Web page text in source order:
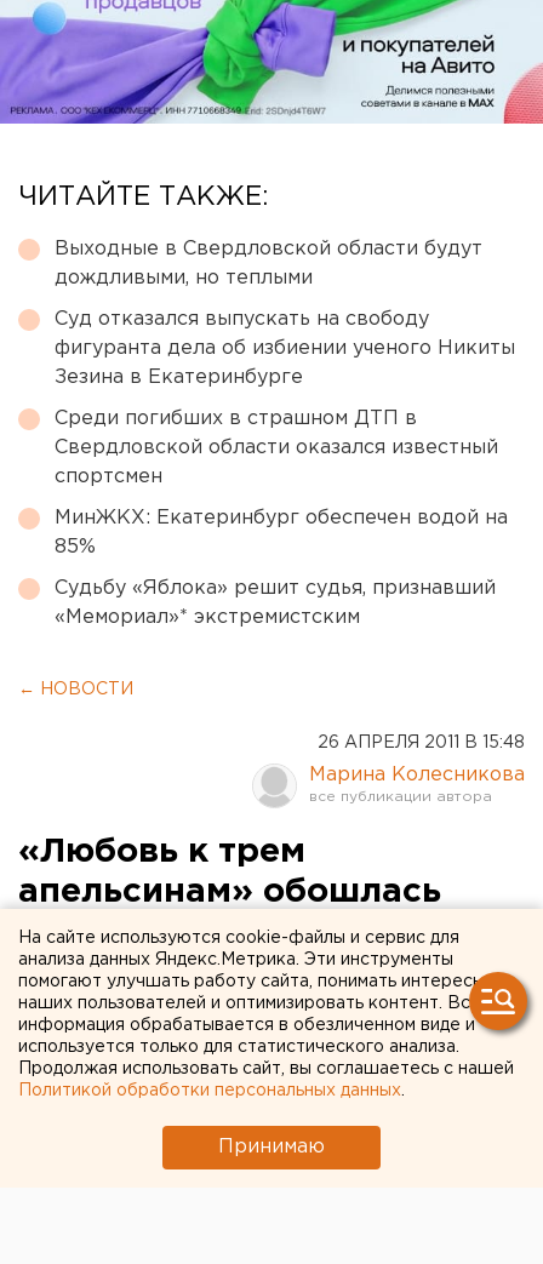
ЧИТАЙТЕ ТАКЖЕ:
Выходные в Свердловской области будут
дождливыми, но теплыми
Суд отказался выпускать на свободу
фигуранта дела об избиении ученого Никиты
Зезина в Екатеринбурге
Среди погибших в страшном ДТП в
Свердловской области оказался известный
спортсмен
МинЖКХ: Екатеринбург обеспечен водой на
85%
Судьбу «Яблока» решит судья, признавший
«Мемориал»* экстремистским
← НОВОСТИ
26 АПРЕЛЯ 2011 В 15:48
Марина Колесникова
«Любовь к трем
апельсинам» обошлась
Екатеринбургскому театру
оперы и балета в 5,5
миллиона рублей. ФОТО
Постановка оперы Сергея Прокофьева «Любовь к
трем апельсинам» обошлась Екатеринбургскому
театру оперы и балета в 5,5 миллиона рублей,
сообщил на пресс-конференции директор
На сайте используются cookie-файлы и сервис для
анализа данных Яндекс.Метрика. Эти инструменты
помогают улучшать работу сайта, понимать интересы
наших пользователей и оптимизировать контент. Вся
информация обрабатывается в обезличенном виде и
используется только для статистического анализа.
Продолжая использовать сайт, вы соглашаетесь с нашей
Политикой обработки персональных данных
Принимаю